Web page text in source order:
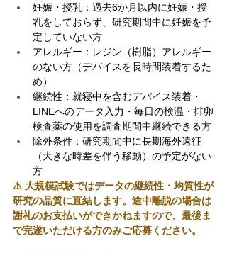
妊娠・授乳：過去6か月以内に妊娠・授
乳をしておらず、研究期間中に妊娠を予
定していない方
アレルギー：レジン（樹脂）アレルギー
のない方（デバイスを長時間装着するた
め）
継続性：就寝中を含むデバイス装着・
LINEへのデータ入力・毎日の検温・排卵
検査薬の使用を調査期間中継続できる方
除外条件：研究期間中に長期海外遠征
（大きな時差を伴う移動）の予定がない
方
⚠️ 大規模試験ではデータの継続性・均質性が
研究の品質に直結します。途中離脱の場合は
謝礼のお支払いができかねますので、最後ま
で完遂いただける方のみご応募ください。